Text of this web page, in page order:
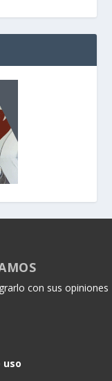
con sus opiniones
uso